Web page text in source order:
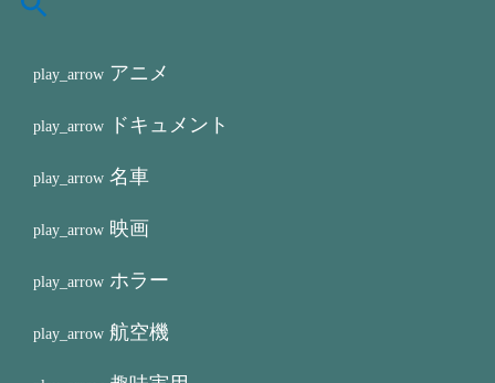
アニメ
ドキュメント
名車
映画
ホラー
航空機